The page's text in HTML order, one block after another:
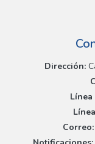
Dirección:
Línea
Correo: